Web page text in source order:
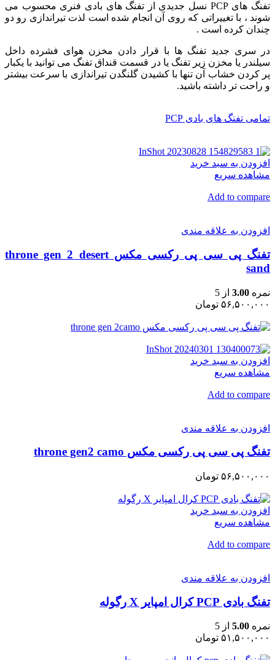
تفنگ های PCP نسل جدیدی از تفنگ های بادی فنری محسوب می
شوند ، با تغییراتی که روی آن انجام شده است لذت تیراندازی رو دو
چندان کرده است .
در سری جدید تفنگ ها با قرار دادن مخزن هوای فشرده داخل
سیلندر یا مخزن زیر تفنگ یا در قسمت قنداق تفنگ می توانید با یکبار
پر کردن خشاب آن تنها با کشیدن گلنگدن تیراندازی با سرعت بیشتر
و راحت تر داشته باشید.
تمامی تفنگ های بادی PCP
افزودن به سبد خرید
مشاهده سریع
Add to compare
افزودن به علاقه مندی
تفنگ پی سی پی رکسی مکس throne gen 2 desert
sand
نمره 3.00 از 5
۵۶,۵۰۰,۰۰۰ تومان
افزودن به سبد خرید
مشاهده سریع
Add to compare
افزودن به علاقه مندی
تفنگ پی سی پی رکسی مکس throne gen2 camo
۵۶,۵۰۰,۰۰۰ تومان
افزودن به سبد خرید
مشاهده سریع
Add to compare
افزودن به علاقه مندی
تفنگ بادی PCP کرال امپایر X رگوله
نمره 5.00 از 5
۵۱,۵۰۰,۰۰۰ تومان